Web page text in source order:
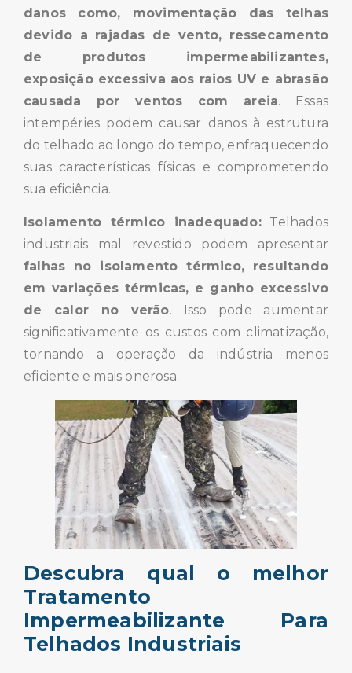
danos como, movimentação das telhas
devido a rajadas de vento, ressecamento
de produtos impermeabilizantes,
exposição excessiva aos raios UV e abrasão
causada por ventos com areia. Essas
intempéries podem causar danos à estrutura
do telhado ao longo do tempo, enfraquecendo
suas características físicas e comprometendo
sua eficiência.
Isolamento térmico inadequado:Telhados
industriais mal revestido podem apresentar
falhas no isolamento térmico, resultando
em variações térmicas, e ganho excessivo
de calor no verão. Isso pode aumentar
significativamente os custos com climatização,
tornando a operação da indústria menos
eficiente e mais onerosa.
Descubra qual o melhor
Tratamento
Impermeabilizante Para
Telhados Industriais